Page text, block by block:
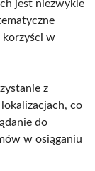
jest niezwykle
w
z
co
do
w osiąganiu